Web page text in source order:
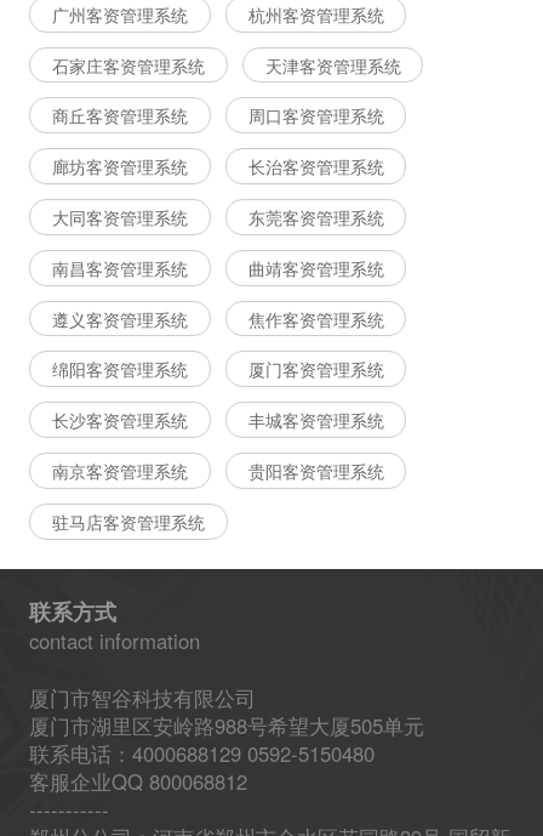
广州客资管理系统 杭州客资管理系统
石家庄客资管理系统 天津客资管理系统
商丘客资管理系统 周口客资管理系统
廊坊客资管理系统 长治客资管理系统
大同客资管理系统 东莞客资管理系统
南昌客资管理系统 曲靖客资管理系统
遵义客资管理系统 焦作客资管理系统
绵阳客资管理系统 厦门客资管理系统
长沙客资管理系统 丰城客资管理系统
南京客资管理系统 贵阳客资管理系统
驻马店客资管理系统
联系方式
contact information
厦门市智谷科技有限公司
厦门市湖里区安岭路988号希望大厦505单元
联系电话：4000688129 0592-5150480
客服企业QQ 800068812
-----------